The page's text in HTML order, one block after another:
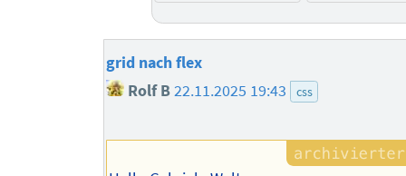
grid nach flex
Rolf B22.11.2025 19:43 css